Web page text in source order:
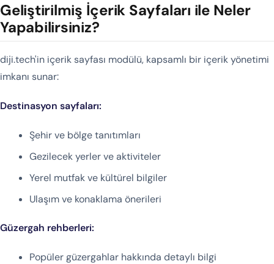
Geliştirilmiş İçerik Sayfaları ile Neler
Yapabilirsiniz?
diji.tech'in içerik sayfası modülü, kapsamlı bir içerik yönetimi
imkanı sunar:
Destinasyon sayfaları:
Şehir ve bölge tanıtımları
Gezilecek yerler ve aktiviteler
Yerel mutfak ve kültürel bilgiler
Ulaşım ve konaklama önerileri
Güzergah rehberleri:
Popüler güzergahlar hakkında detaylı bilgi